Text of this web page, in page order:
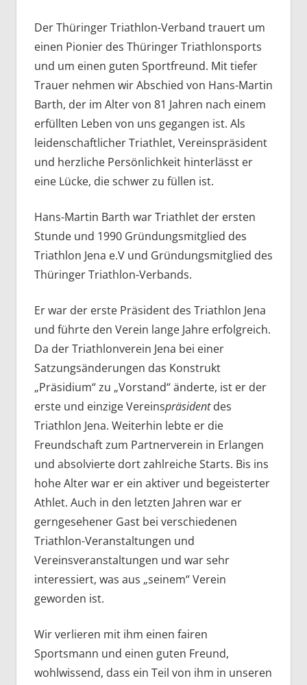
Der Thüringer Triathlon-Verband trauert um
einen Pionier des Thüringer Triathlonsports
und um einen guten Sportfreund. Mit tiefer
Trauer nehmen wir Abschied von Hans-Martin
Barth, der im Alter von 81 Jahren nach einem
erfüllten Leben von uns gegangen ist. Als
leidenschaftlicher Triathlet, Vereinspräsident
und herzliche Persönlichkeit hinterlässt er
eine Lücke, die schwer zu füllen ist.
Hans-Martin Barth war Triathlet der ersten
Stunde und 1990 Gründungsmitglied des
Triathlon Jena e.V und Gründungsmitglied des
Thüringer Triathlon-Verbands.
Er war der erste Präsident des Triathlon Jena
und führte den Verein lange Jahre erfolgreich.
Da der Triathlonverein Jena bei einer
Satzungsänderungen das Konstrukt
„Präsidium“ zu „Vorstand“ änderte, ist er der
erste und einzige Vereinspräsidentdes
Triathlon Jena. Weiterhin lebte er die
Freundschaft zum Partnerverein in Erlangen
und absolvierte dort zahlreiche Starts. Bis ins
hohe Alter war er ein aktiver und begeisterter
Athlet. Auch in den letzten Jahren war er
gerngesehener Gast bei verschiedenen
Triathlon-Veranstaltungen und
Vereinsveranstaltungen und war sehr
interessiert, was aus „seinem“ Verein
geworden ist.
Wir verlieren mit ihm einen fairen
Sportsmann und einen guten Freund,
wohlwissend, dass ein Teil von ihm in unseren